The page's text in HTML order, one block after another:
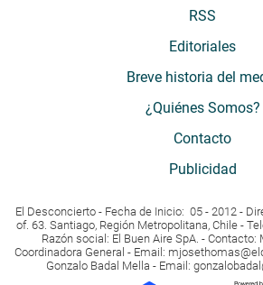
RSS
Editoriales
Breve historia del
¿Quiénes Somos?
Contacto
Publicidad
El Desconcierto - Fecha de Inicio: 05 - 2012 -
of. 63. Santiago, Región Metropolitana, Chile -
Razón social: El Buen Aire SpA. -
Coordinadora General - Email:
Gonzalo Badal Mella - Email: